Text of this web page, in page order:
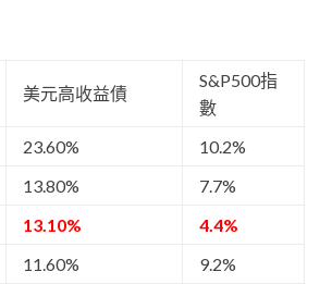
美元高收益債
S&P500指
數
23.60%
10.2%
13.80%
7.7%
13.10%
4.4%
11.60%
9.2%